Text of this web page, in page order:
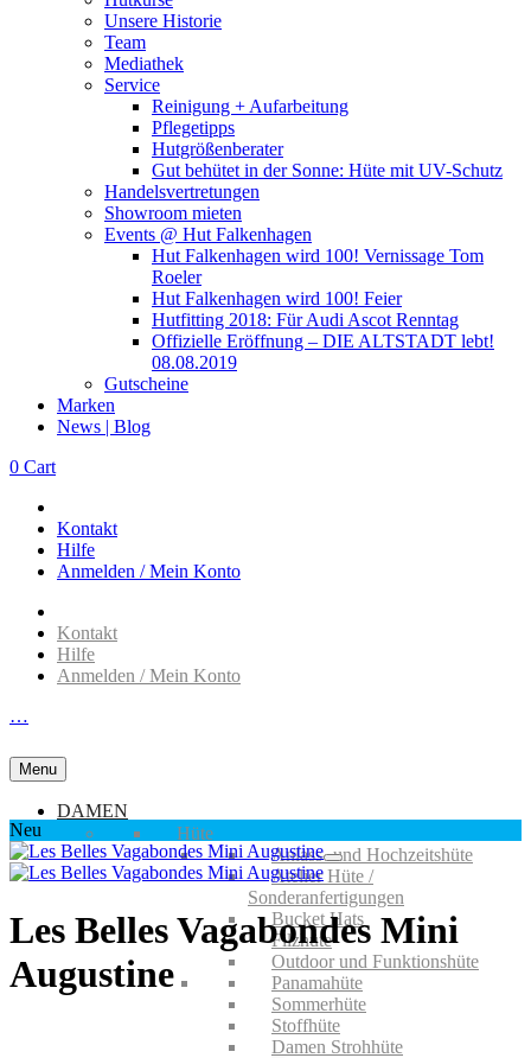
Unsere Historie
Team
Mediathek
Service
Reinigung + Aufarbeitung
Pflegetipps
Hutgrößenberater
Gut behütet in der Sonne: Hüte mit UV-Schutz
Handelsvertretungen
Showroom mieten
Events @ Hut Falkenhagen
Hut Falkenhagen wird 100! Vernissage Tom
Roeler
Hut Falkenhagen wird 100! Feier
Hutfitting 2018: Für Audi Ascot Renntag
Offizielle Eröffnung – DIE ALTSTADT lebt!
08.08.2019
Gutscheine
Marken
News | Blog
0 Cart
Kontakt
Hilfe
Anmelden / Mein Konto
Kontakt
Hilfe
Anmelden / Mein Konto
…
Menu
DAMEN
Hüte
Anlass- und Hochzeitshüte
Atelier Hüte /
Sonderanfertigungen
Bucket Hats
Filzhüte
Outdoor und Funktionshüte
Panamahüte
Sommerhüte
Stoffhüte
Damen Strohhüte
Neu
Les Belles Vagabondes Mini
Augustine